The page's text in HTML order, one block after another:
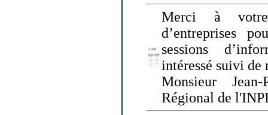
Merci à
d’entreprises
sessions
intéressé suivi de
Monsieur
Régional de